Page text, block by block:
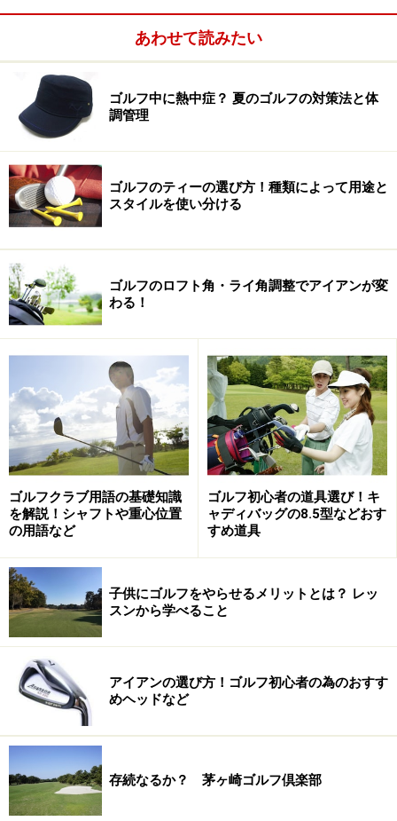
>>チーピン、フックに効果あり！ >>
※記事内容は執筆時点のものです。最新の内容をご確認くださ
い。
あわせて読みたい
ゴルフ中に熱中症？ 夏のゴルフの対策法と体
調管理
ゴルフのティーの選び方！種類によって用途と
スタイルを使い分ける
ゴルフのロフト角・ライ角調整でアイアンが変
わる！
ゴルフクラブ用語の基礎知識
を解説！シャフトや重心位置
の用語など
ゴルフ初心者の道具選び！キ
ャディバッグの8.5型などおす
すめ道具
子供にゴルフをやらせるメリットとは？ レッ
スンから学べること
アイアンの選び方！ゴルフ初心者の為のおすす
めヘッドなど
存続なるか？ 茅ヶ崎ゴルフ倶楽部